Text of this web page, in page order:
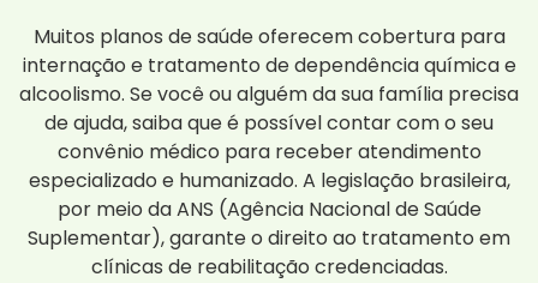
Muitos planos de saúde oferecem cobertura para
internação e tratamento de dependência química e
alcoolismo. Se você ou alguém da sua família precisa
de ajuda, saiba que é possível contar com o seu
convênio médico para receber atendimento
especializado e humanizado. A legislação brasileira,
por meio da ANS (Agência Nacional de Saúde
Suplementar), garante o direito ao tratamento em
clínicas de reabilitação credenciadas.